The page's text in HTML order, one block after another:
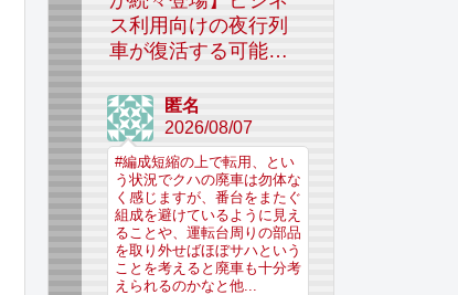
ス利用向けの夜行列
車が復活する可能性
匿名
2026/08/07
#編成短縮の上で転用、とい
う状況でクハの廃車は勿体な
く感じますが、番台をまたぐ
組成を避けているように見え
ることや、運転台周りの部品
を取り外せばほぼサハという
ことを考えると廃車も十分考
えられるのかなと他...